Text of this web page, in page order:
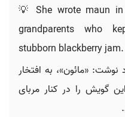
💡 She wrote maun in
grandparents who
stubborn blackberry jam.
«مائون»، به افتخار
گویش را در کنار مربای